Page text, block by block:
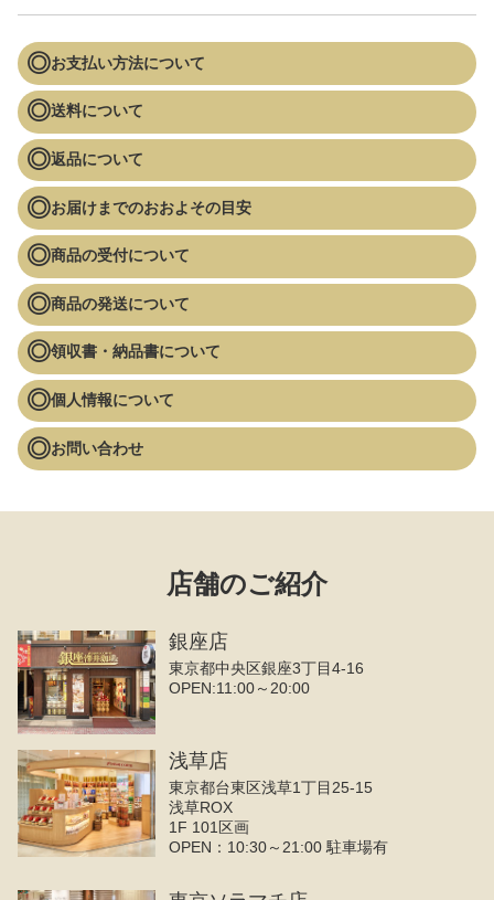
お支払い方法について
送料について
返品について
お届けまでのおおよその目安
商品の受付について
商品の発送について
領収書・納品書について
個人情報について
お問い合わせ
店舗のご紹介
銀座店
東京都中央区銀座3丁目4‐16
OPEN:11:00～20:00
浅草店
東京都台東区浅草1丁目25-15
浅草ROX
1F 101区画
OPEN：10:30～21:00 駐車場有